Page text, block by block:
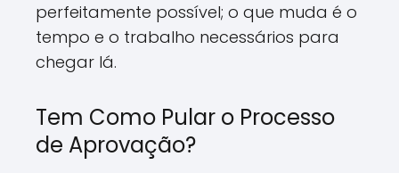
perfeitamente possível; o que muda é o
tempo e o trabalho necessários para
chegar lá.
Tem Como Pular o Processo
de Aprovação?